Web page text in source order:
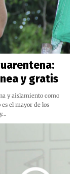
y gratis
el mayor de los